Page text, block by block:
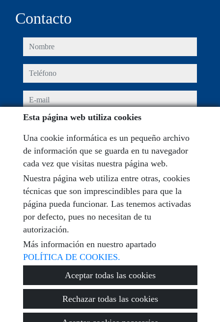
Contacto
nombre
teléfono
e-mail
He leído y acepto las condiciones de uso y
mensaje
Captcha
Enviar
Esta página web utiliza cookies
Una cookie informática es un pequeño archivo
de información que se guarda en tu navegador
cada vez que visitas nuestra página web.
Nuestra página web utiliza entre otras, cookies
técnicas que son imprescindibles para que la
página pueda funcionar. Las tenemos activadas
por defecto, pues no necesitan de tu
autorización.
Más información en nuestro apartado
POLÍTICA DE COOKIES.
Aceptar todas las cookies
Rechazar todas las cookies